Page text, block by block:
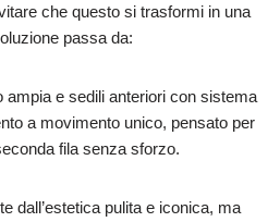
che questo si trasformi in una
passa da:
ampia e sedili anteriori con sistema
a movimento unico, pensato per
fila senza sforzo.
dall’estetica pulita e iconica, ma